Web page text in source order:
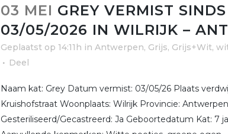
03 MEI GREY VERMIST SINDS
03/05/2026 IN WILRIJK –
Geplaatst op 14:11h in Antwerpen, Grijs, Grijs+Wit,
Deel
Naam kat: Grey Datum vermist: 03/05/26 Plaats
Kruishofstraat Woonplaats: Wilrijk Provincie:
Gesteriliseerd/Gecastreerd: Ja Geboortedatum Kat: 7